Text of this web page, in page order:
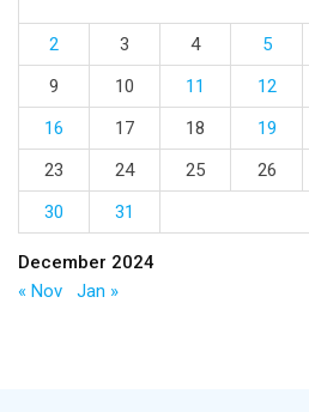
December 2024
2
3 4 5
9
10 11 12
16
17 18 19
23
24 25 26
30
31
« Nov Jan »